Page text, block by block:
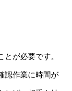
が必要です。
認作業に時間が